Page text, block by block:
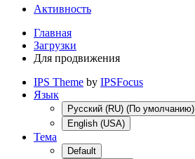
Активность
Главная
Загрузки
Для продвижения
IPS Theme by IPSFocus
Язык
Русский (RU) (По умолчанию)
English (USA)
Тема
Default